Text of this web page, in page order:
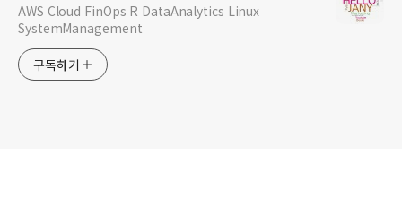
AWS Cloud FinOps R DataAnalytics Linux
SystemManagement
구독하기